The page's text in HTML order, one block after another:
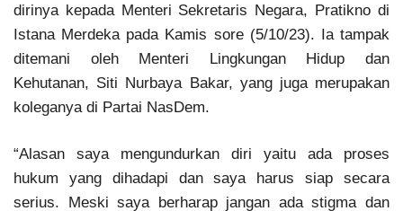
dirinya kepada Menteri Sekretaris Negara, Pratikno di
Istana Merdeka pada Kamis sore (5/10/23). Ia tampak
ditemani oleh Menteri Lingkungan Hidup dan
Kehutanan, Siti Nurbaya Bakar, yang juga merupakan
koleganya di Partai NasDem.
“Alasan saya mengundurkan diri yaitu ada proses
hukum yang dihadapi dan saya harus siap secara
serius. Meski saya berharap jangan ada stigma dan